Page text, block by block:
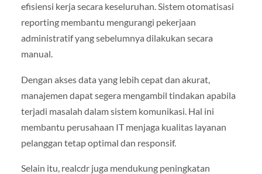
efisiensi kerja secara keseluruhan. Sistem otomatisasi
reporting membantu mengurangi pekerjaan
administratif yang sebelumnya dilakukan secara
manual.
Dengan akses data yang lebih cepat dan akurat,
manajemen dapat segera mengambil tindakan apabila
terjadi masalah dalam sistem komunikasi. Hal ini
membantu perusahaan IT menjaga kualitas layanan
pelanggan tetap optimal dan responsif.
Selain itu, realcdr juga mendukung peningkatan